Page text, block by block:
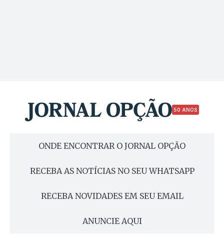
50 ANOS
ONDE ENCONTRAR O JORNAL OPÇÃO
RECEBA AS NOTÍCIAS NO SEU WHATSAPP
RECEBA NOVIDADES EM SEU EMAIL
ANUNCIE AQUI